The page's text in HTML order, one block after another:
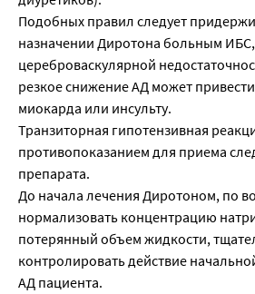
Подобных правил следует
назначении Диротона больным ИБС,
цереброваскулярной
резкое снижение АД может
миокарда или инсульту.
Транзиторная гипотензивная
противопоказанием для приема
препарата.
До начала лечения Диротоном, по
нормализовать концентрацию
потерянный объем жидкости,
контролировать действие
АД пациента.